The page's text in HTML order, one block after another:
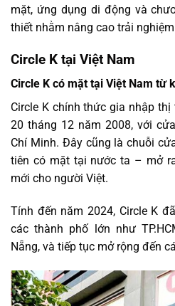
mặt, ứng dụng di động và
thiết nhằm nâng cao trải
Circle K tại Việt Nam
Circle K có mặt tại Việt Nam từ
Circle K chính thức gia nhập
20 tháng 12 năm 2008, với
Chí Minh. Đây cũng là chuỗi
tiên có mặt tại nước ta – mở
mới cho người Việt.
Tính đến năm 2024, Circle K
các thành phố lớn như
Nẵng, và tiếp tục mở rộng đến